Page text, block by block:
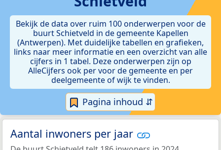
Bekijk de data over ruim 100 onderwerpen voor de
buurt Schietveld in de gemeente Kapellen
(Antwerpen). Met duidelijke tabellen en grafieken,
links naar meer informatie en een overzicht van alle
cijfers in 1 tabel. Deze onderwerpen zijn op
AlleCijfers ook per voor de gemeente en per
deelgemeente of wijk te vinden.
Pagina inhoud ⇵
Aantal inwoners per jaar